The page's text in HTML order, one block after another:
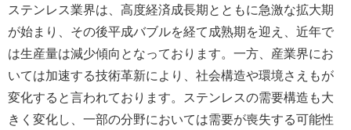
ステンレス業界は、高度経済成長期とともに急激な拡大期
が始まり、その後平成バブルを経て成熟期を迎え、近年で
は生産量は減少傾向となっております。一方、産業界にお
いては加速する技術革新により、社会構造や環境さえもが
変化すると言われております。ステンレスの需要構造も大
きく変化し、一部の分野においては需要が喪失する可能性